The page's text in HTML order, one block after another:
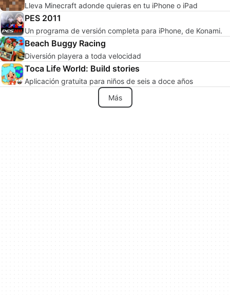
Lleva Minecraft adonde quieras en tu iPhone o iPad
PES 2011
Un programa de versión completa para iPhone, de Konami.
Beach Buggy Racing
Diversión playera a toda velocidad
Toca Life World: Build stories
Aplicación gratuita para niños de seis a doce años
Más